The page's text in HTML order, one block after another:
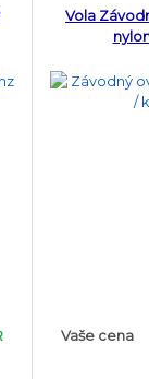
Vola
Vaše cena